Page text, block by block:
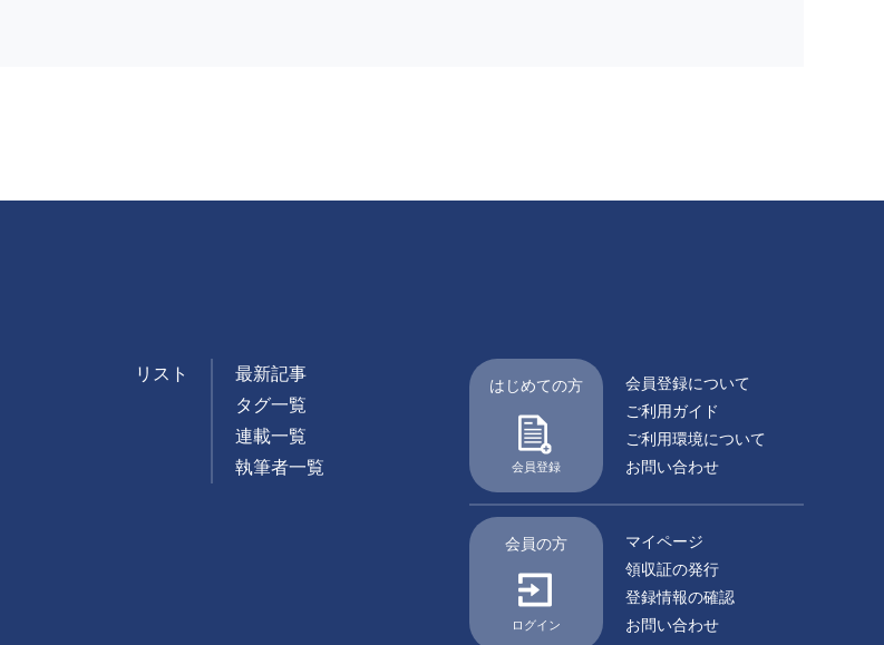
リスト
最新記事
タグ一覧
連載一覧
執筆者一覧
はじめての方
会員登録
会員登録について
ご利用ガイド
ご利用環境について
お問い合わせ
会員の方
ログイン
マイページ
領収証の発行
登録情報の確認
お問い合わせ